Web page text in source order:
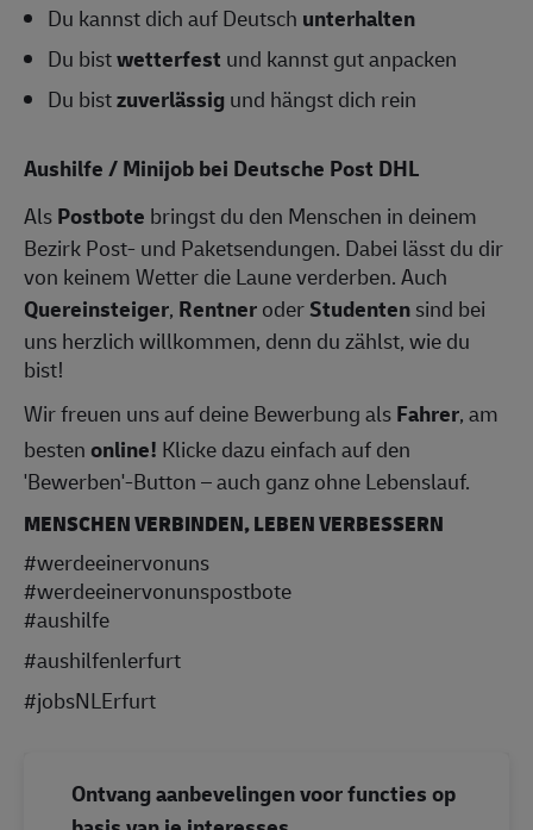
Du kannst dich auf Deutsch unterhalten
Du bistwetterfest und kannst gut anpacken
Du bistzuverlässigund hängst dich rein
Aushilfe / Minijob bei Deutsche Post DHL
AlsPostbote bringst du den Menschen in deinem
Bezirk Post- und Paketsendungen. Dabei lässt du dir
von keinem Wetter die Laune verderben. Auch
Quereinsteiger, RentneroderStudentensind bei
uns herzlich willkommen, denn du zählst, wie du
bist!
Wir freuen uns auf deine Bewerbung alsFahrer, am
bestenonline! Klicke dazu einfach auf den
'Bewerben'-Button – auch ganz ohne Lebenslauf.
MENSCHEN VERBINDEN, LEBEN VERBESSERN
#werdeeinervonuns
#werdeeinervonunspostbote
#aushilfe
#aushilfenlerfurt
#jobsNLErfurt
Ontvang aanbevelingen voor functies op